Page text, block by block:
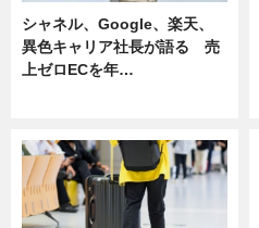
シャネル、Google、楽天、
異色キャリア社長が語る 売
上ゼロECを年…